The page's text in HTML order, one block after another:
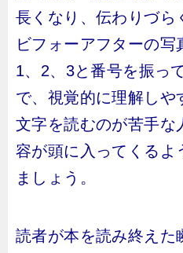
長くなり、伝わりづら
ビフォーアフターの写
1、2、3と番号を振っ
で、視覚的に理解しや
文字を読むのが苦手な
容が頭に入ってくるよ
ましょう。
読者が本を読み終えた